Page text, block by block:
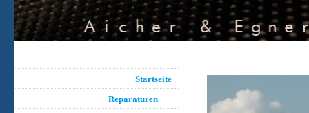
Startseite
Reparaturen